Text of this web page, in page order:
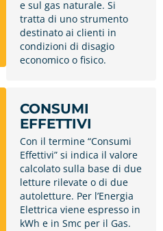
e sul gas naturale. Si
tratta di uno strumento
destinato ai clienti in
condizioni di disagio
economico o fisico.
CONSUMI
EFFETTIVI
Con il termine “Consumi
Effettivi” si indica il valore
calcolato sulla base di due
letture rilevate o di due
autoletture. Per l’Energia
Elettrica viene espresso in
kWh e in Smc per il Gas.